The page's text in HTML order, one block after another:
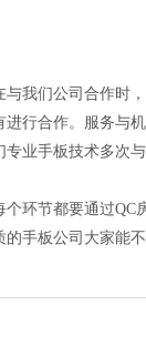
们公司合作时，
进行合作。服务与
手板技术多次与
节都要通过QC房
的手板公司大家能